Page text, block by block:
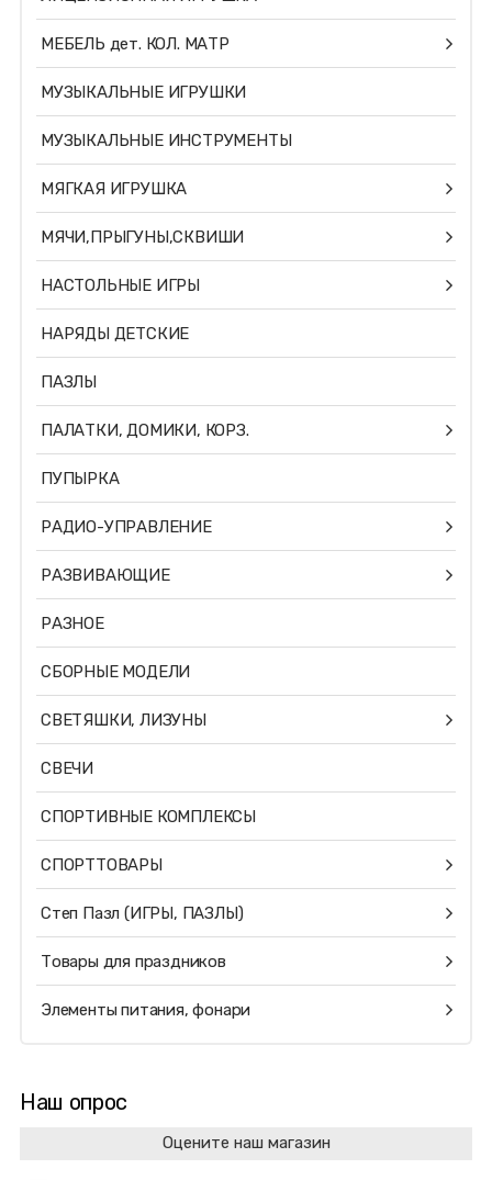
МЕБЕЛЬ дет. КОЛ. МАТР
МУЗЫКАЛЬНЫЕ ИГРУШКИ
МУЗЫКАЛЬНЫЕ ИНСТРУМЕНТЫ
МЯГКАЯ ИГРУШКА
МЯЧИ,ПРЫГУНЫ,СКВИШИ
НАСТОЛЬНЫЕ ИГРЫ
НАРЯДЫ ДЕТСКИЕ
ПАЗЛЫ
ПАЛАТКИ, ДОМИКИ, КОРЗ.
ПУПЫРКА
РАДИО-УПРАВЛЕНИЕ
РАЗВИВАЮЩИЕ
РАЗНОЕ
СБОРНЫЕ МОДЕЛИ
СВЕТЯШКИ, ЛИЗУНЫ
СВЕЧИ
СПОРТИВНЫЕ КОМПЛЕКСЫ
СПОРТТОВАРЫ
Степ Пазл (ИГРЫ, ПАЗЛЫ)
Товары для праздников
Элементы питания, фонари
Наш опрос
Оцените наш магазин